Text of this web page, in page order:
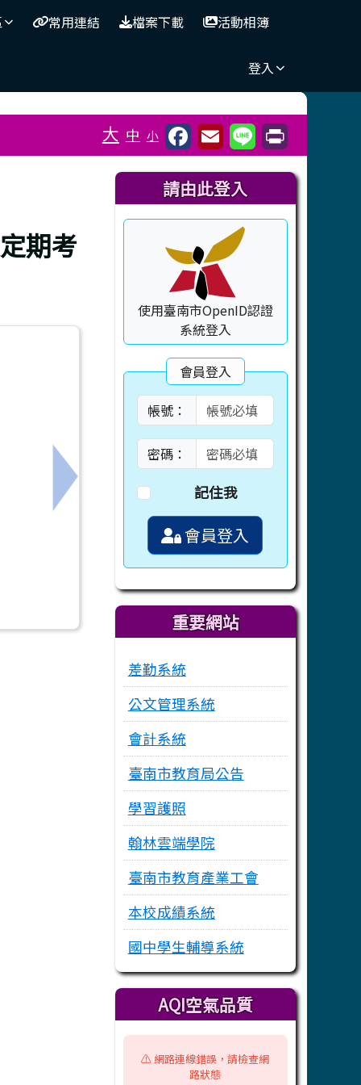
常用連結 檔案下載 活動相簿
登入
⏸
大 中 小
期考
活動」文宣與獎勵辦法，歡迎本校教師踴躍報名~
下一筆：再次向所屬宣導本(臺南)區高級中等
右邊區域內容
請由此登入
使用臺南市OpenID認證
系統登入
會員登入
帳號：
密碼：
記住我
會員登入
重要網站
差勤系統
公文管理系統
會計系統
臺南市教育局公告
學習護照
翰林雲端學院
臺南市教育產業工會
本校成績系統
國中學生輔導系統
AQI空氣品質
⚠️ 網路連線錯誤，請檢查網
路狀態